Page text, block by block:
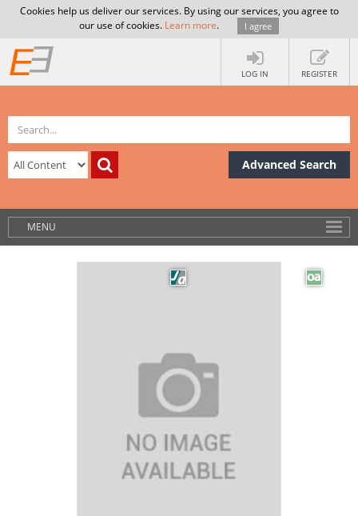
Cookies help us deliver our services. By using our services, you agree to
our use of cookies. Learn more. I agree
LOG IN REGISTER
Advanced Search
MENU